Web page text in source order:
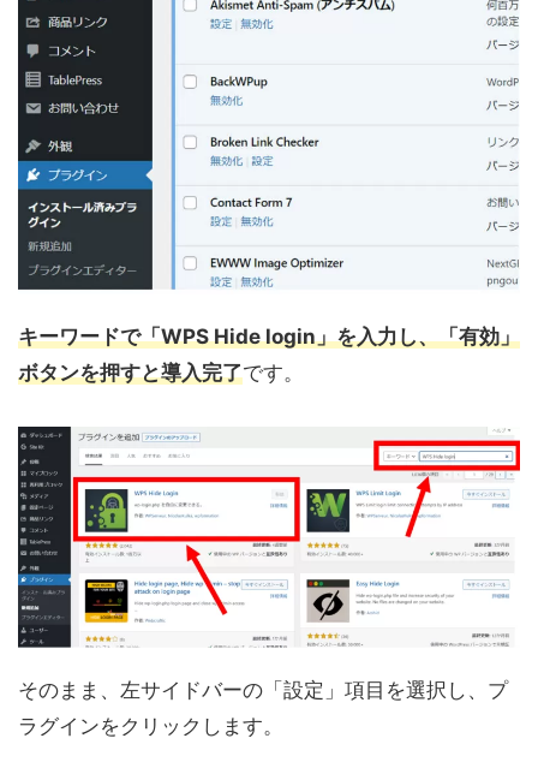
キーワードで「WPS Hide login」を入力し、「有効」
ボタンを押すと導入完了です。
そのまま、左サイドバーの「設定」項目を選択し、プ
ラグインをクリックします。